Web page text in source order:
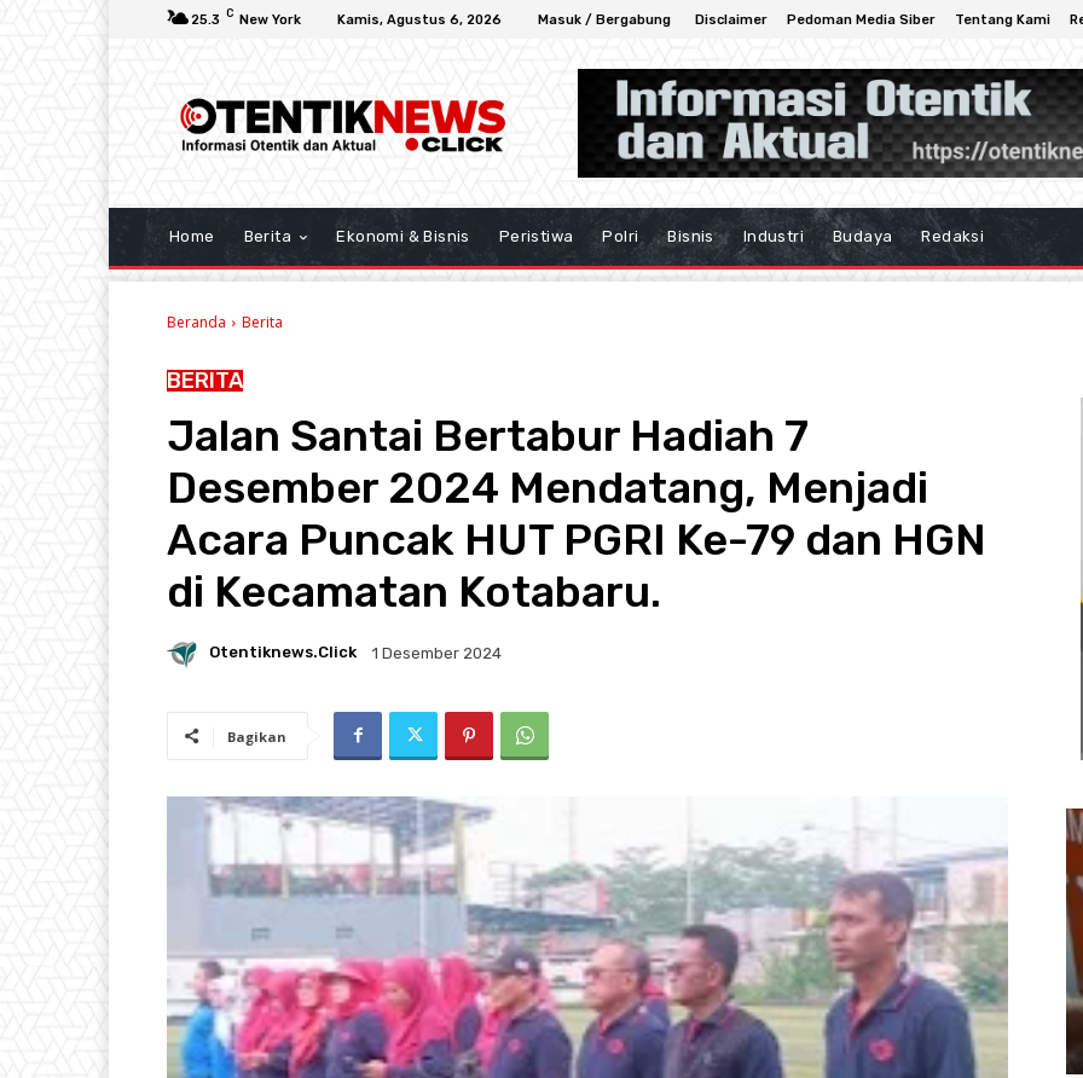
25.3 C New York Kamis, Agustus 6, 2026 Masuk / Bergabung Disclaimer Pedoman Media Siber Tentang Kami
Home Berita Ekonomi & Bisnis Peristiwa Polri Bisnis Industri Budaya Redaksi
Beranda Berita
BERITA
Jalan Santai Bertabur Hadiah 7
Desember 2024 Mendatang, Menjadi
Acara Puncak HUT PGRI Ke-79 dan HGN
di Kecamatan Kotabaru.
Otentiknews.click 1 Desember 2024
Bagikan
Usut Keras Tawuran Remaja di
Klari, Polres Karawang Lakukan
Olah TKP dan Buru Pelaku
22 Juli 2026